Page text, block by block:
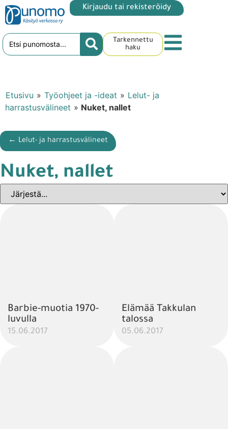
Kirjaudu tai rekisteröidy
Tarkennettu
haku
Etusivu » Työohjeet ja -ideat » Lelut- ja
harrastusvälineet » Nuket, nallet
← Lelut- ja harrastusvälineet
Nuket, nallet
Barbie-muotia 1970-
luvulla
15.06.2017
Elämää Takkulan
talossa
05.06.2017